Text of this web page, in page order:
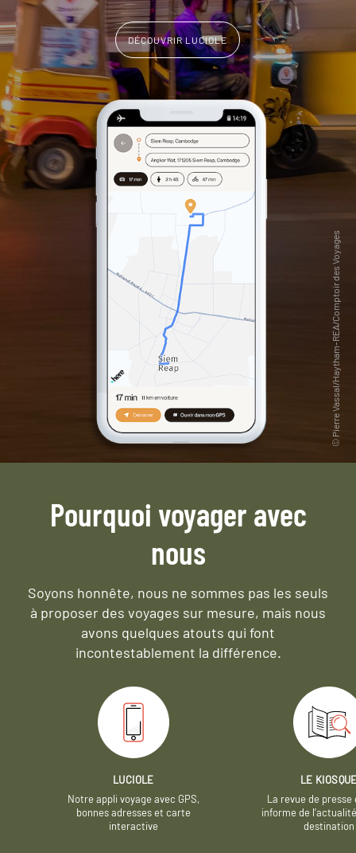
DÉCOUVRIR LUCIOLE
Pourquoi voyager avec
nous
Soyons honnête, nous ne sommes pas les seuls
à proposer des voyages sur mesure, mais nous
avons quelques atouts qui font
incontestablement la différence.
LUCIOLE
Notre appli voyage avec GPS,
bonnes adresses et carte
interactive
LE
La revue de presse
informe de
destination